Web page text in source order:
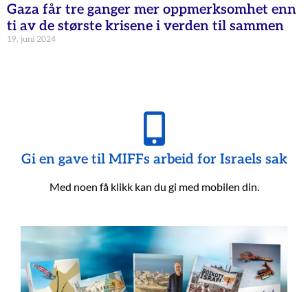
Gaza får tre ganger mer oppmerksomhet enn
ti av de største krisene i verden til sammen
19. juni 2024
Gi en gave til MIFFs arbeid for Israels sak
Med noen få klikk kan du gi med mobilen din.